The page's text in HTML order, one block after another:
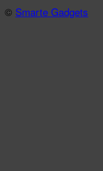
© Smarte Gadgets